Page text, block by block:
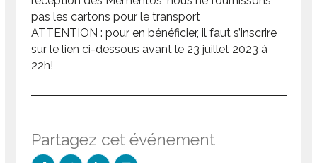
pas les cartons pour le transport
ATTENTION : pour en bénéficier, il faut s’inscrire
sur le lien ci-dessous avant le 23 juillet 2023 à
22h!
Partagez cet événement